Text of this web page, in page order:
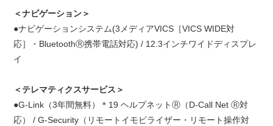
＜ナビゲーション＞
●ナビゲーションシステム(3メディアVICS［VICS WIDE対
応］・BluetoothⓇ携帯電話対応) / 12.3インチワイドディスプレ
イ
＜テレマティクスサービス＞
●G-Link（3年間無料）＊19 ヘルプネットⓇ（D-Call Net Ⓡ対
応） / G-Security（リモートイモビライザー・リモート操作対